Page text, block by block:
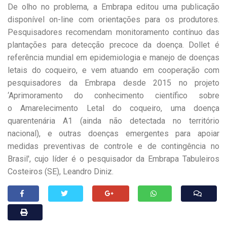
De olho no problema, a Embrapa editou uma publicação
disponível on-line com orientações para os produtores.
Pesquisadores recomendam monitoramento contínuo das
plantações para detecção precoce da doença. Dollet é
referência mundial em epidemiologia e manejo de doenças
letais do coqueiro, e vem atuando em cooperação com
pesquisadores da Embrapa desde 2015 no projeto
‘Aprimoramento do conhecimento científico sobre
o Amarelecimento Letal do coqueiro, uma doença
quarentenária A1 (ainda não detectada no território
nacional), e outras doenças emergentes para apoiar
medidas preventivas de controle e de contingência no
Brasil', cujo líder é o pesquisador da Embrapa Tabuleiros
Costeiros (SE), Leandro Diniz.